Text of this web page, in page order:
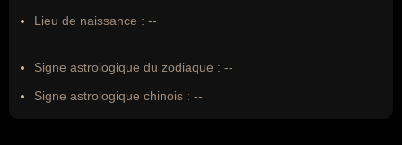
Lieu de naissance : --
Signe astrologique du zodiaque : --
Signe astrologique chinois : --